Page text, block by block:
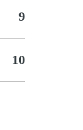
9
10